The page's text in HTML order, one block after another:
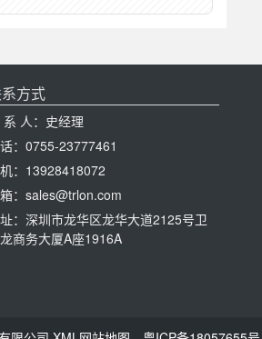
方式
系 人：史经理
：0755-23777461
：13928418072
：sales@trlon.com
：深圳市龙华区龙华大道2125号卫
商务大厦A座1916A